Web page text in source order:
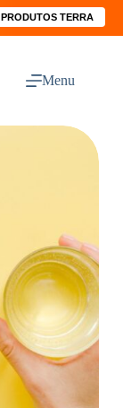
PRODUTOS TERRA
Menu